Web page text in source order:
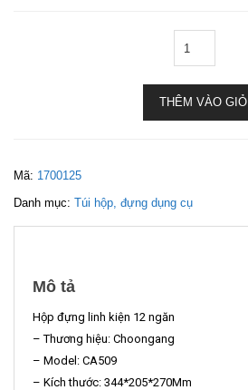
THÊM VÀO GIỎ
Mã: 1700125
Danh mục: Túi hộp, đựng dụng cụ
Mô tả
Hộp đựng linh kiện 12 ngăn
– Thương hiệu: Choongang
– Model: CA509
– Kích thước: 344*205*270Mm